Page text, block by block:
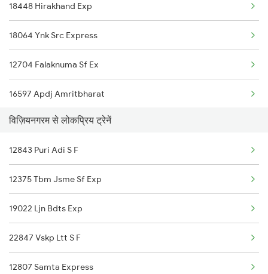
Kasibugga to Annavaram Trains
Kasibugga to Tuni Trains
Kasibugga to Vadodara Trains
Kasibugga to Chengannur Trains
Kasibugga to Jolarpettai Trains
18448 Hirakhand Exp
18064 Ynk Src Express
12704 Falaknuma Sf Ex
16597 Apdj Amritbharat
15645 Chz Scl Exp
12864 Smvb Howrah Exp
17480 Tpty Puri Exp
17016 Visakha Exp
12840 Mas Hwh Sf Mail
19021 Bam Amrit Bharat
विज़ियनगरम से लोकप्रिय ट्रेनें
12843 Puri Adi S F
12375 Tbm Jsme Sf Exp
19022 Ljn Bdts Exp
22847 Vskp Ltt S F
12807 Samta Express